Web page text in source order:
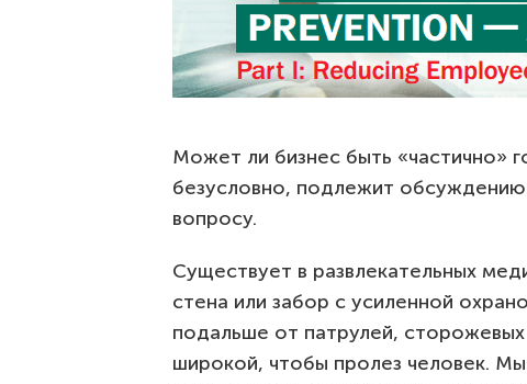
Может ли бизнес быть «частично»
безусловно, подлежит
вопросу.
Существует в развлекательных
стена или забор с усиленной
подальше от патрулей,
широкой, чтобы пролез человек.